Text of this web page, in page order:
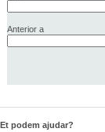
Anterior a
Et podem ajudar?